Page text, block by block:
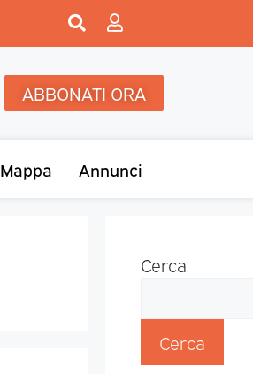
ABBONATI ORA
Mappa Annunci
Cerca
Cerca